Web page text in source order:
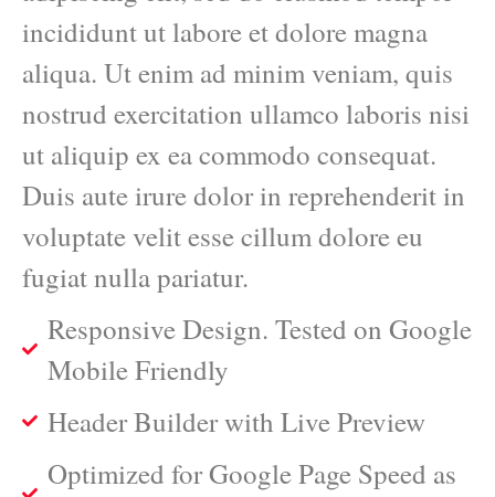
incididunt ut labore et dolore magna
aliqua. Ut enim ad minim veniam, quis
nostrud exercitation ullamco laboris nisi
ut aliquip ex ea commodo consequat.
Duis aute irure dolor in reprehenderit in
voluptate velit esse cillum dolore eu
fugiat nulla pariatur.
Responsive Design. Tested on Google
Mobile Friendly
Header Builder with Live Preview
Optimized for Google Page Speed as